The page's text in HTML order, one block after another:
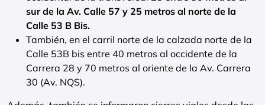
sur de la Av. Calle 57 y 25 metros al norte de la
Calle 53 B Bis.
También, en el carril norte de la calzada norte de la
Calle 53B bis entre 40 metros al occidente de la
Carrera 28 y 70 metros al oriente de la Av. Carrera
30 (Av. NQS).